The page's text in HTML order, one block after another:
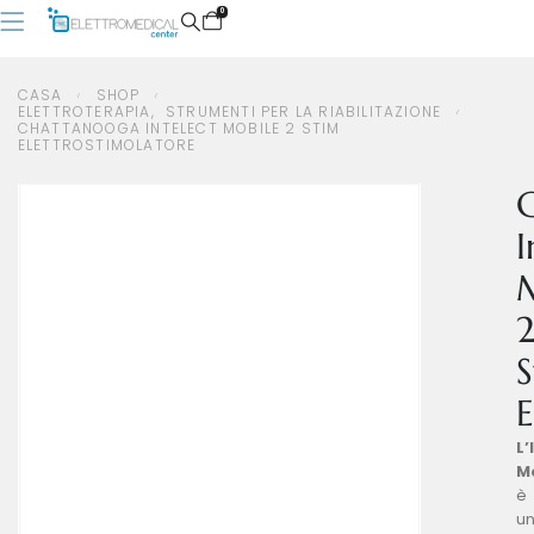
0
CASA SHOP ELETTROTERAPIA, STRUMENTI PER LA RIABILITAZIONE
CHATTANOOGA INTELECT MOBILE 2 STIM ELETTROSTIMOLATORE
CASA
SHOP
ELETTROTERAPIA,
STRUMENTI PER LA RIABILITAZIONE
CHATTANOOGA INTELECT MOBILE 2 STIM
ELETTROSTIMOLATORE
2
è